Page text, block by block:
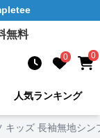
無料
0 0
人気ランキング
キッズ 長袖無地シン